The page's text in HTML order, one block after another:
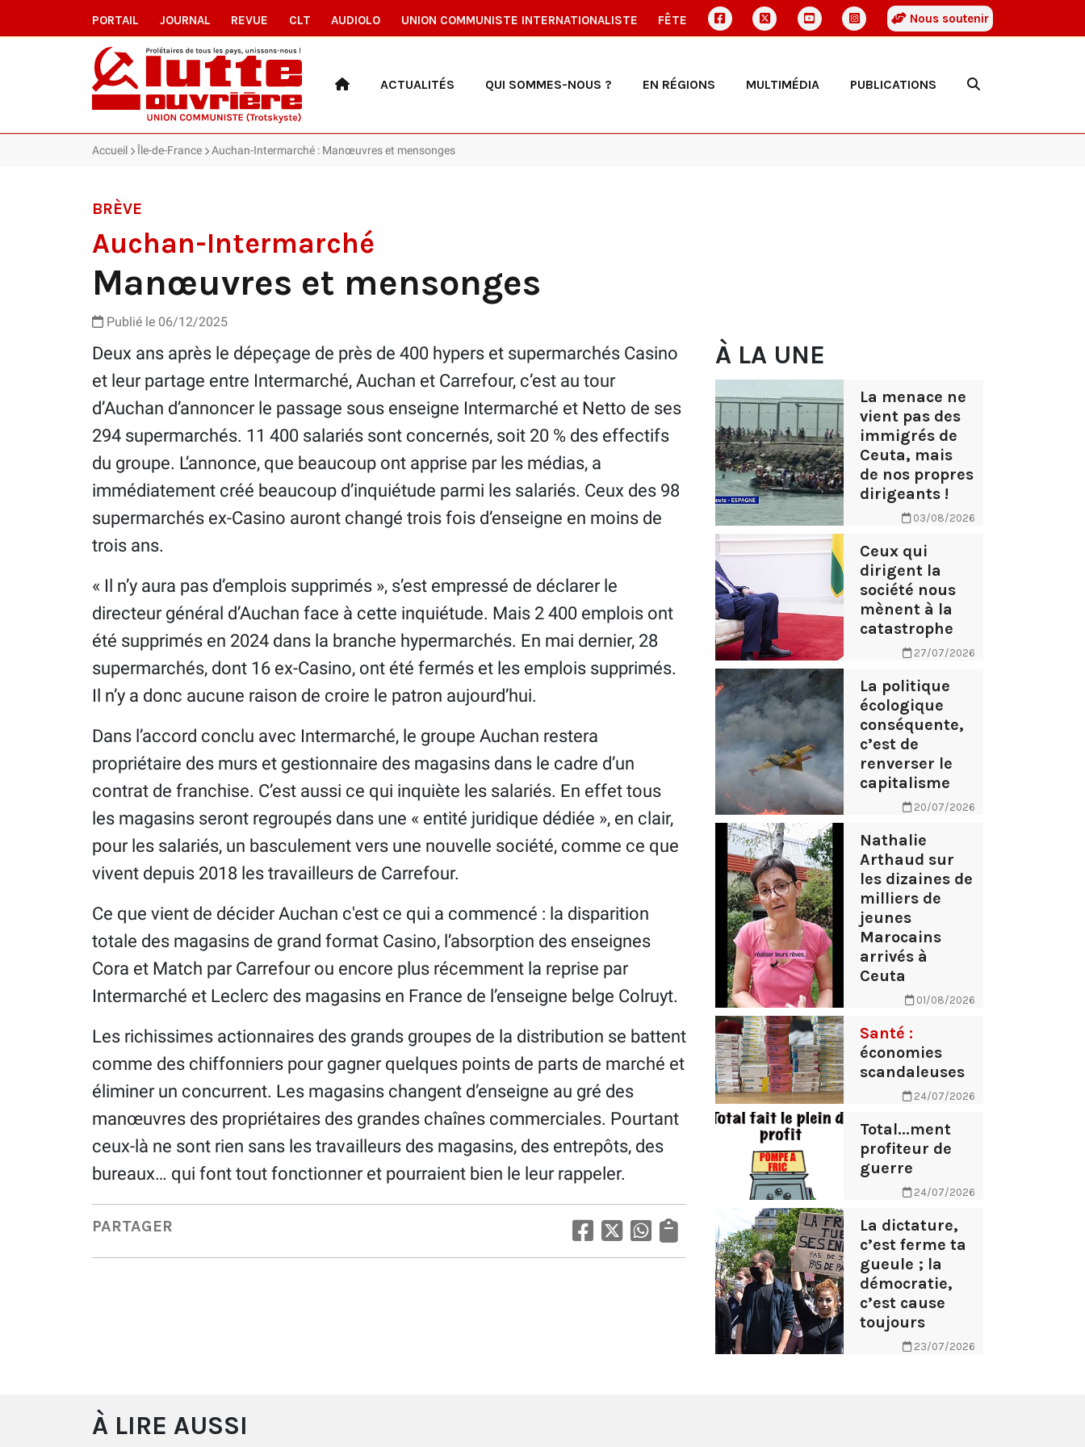
PORTAIL JOURNAL REVUE CLT AUDIOLO UNION COMMUNISTE INTERNATIONALISTE FÊTE Nous soutenir
ACTUALITÉS QUI SOMMES-NOUS ? EN RÉGIONS MULTIMÉDIA PUBLICATIONS
Accueil Île-de-France Auchan-Intermarché : Manœuvres et mensonges
BRÈVE
Auchan-Intermarché
Manœuvres et mensonges
Publié le 06/12/2025
Deux ans après le dépeçage de près de 400 hypers et supermarchés Casino
et leur partage entre Intermarché, Auchan et Carrefour, c’est au tour
d’Auchan d’annoncer le passage sous enseigne Intermarché et Netto de ses
294 supermarchés. 11 400 salariés sont concernés, soit 20 % des effectifs
du groupe. L’annonce, que beaucoup ont apprise par les médias, a
immédiatement créé beaucoup d’inquiétude parmi les salariés. Ceux des 98
supermarchés ex-Casino auront changé trois fois d’enseigne en moins de
trois ans.
« Il n’y aura pas d’emplois supprimés », s’est empressé de déclarer le
directeur général d’Auchan face à cette inquiétude. Mais 2 400 emplois ont
été supprimés en 2024 dans la branche hypermarchés. En mai dernier, 28
supermarchés, dont 16 ex-Casino, ont été fermés et les emplois supprimés.
Il n’y a donc aucune raison de croire le patron aujourd’hui.
Dans l’accord conclu avec Intermarché, le groupe Auchan restera
propriétaire des murs et gestionnaire des magasins dans le cadre d’un
contrat de franchise. C’est aussi ce qui inquiète les salariés. En effet tous
les magasins seront regroupés dans une « entité juridique dédiée », en clair,
pour les salariés, un basculement vers une nouvelle société, comme ce que
vivent depuis 2018 les travailleurs de Carrefour.
Ce que vient de décider Auchan c'est ce qui a commencé : la disparition
totale des magasins de grand format Casino, l’absorption des enseignes
Cora et Match par Carrefour ou encore plus récemment la reprise par
Intermarché et Leclerc des magasins en France de l’enseigne belge Colruyt.
Les richissimes actionnaires des grands groupes de la distribution se battent
comme des chiffonniers pour gagner quelques points de parts de marché et
éliminer un concurrent. Les magasins changent d’enseigne au gré des
manœuvres des propriétaires des grandes chaînes commerciales. Pourtant
ceux-là ne sont rien sans les travailleurs des magasins, des entrepôts, des
bureaux… qui font tout fonctionner et pourraient bien le leur rappeler.
PARTAGER
À LA UNE
La menace ne
vient pas des
immigrés de
Ceuta, mais
de nos propres
dirigeants !
03/08/2026
Ceux qui
dirigent la
société nous
mènent à la
catastrophe
27/07/2026
La politique
écologique
conséquente,
c’est de
renverser le
capitalisme
20/07/2026
Nathalie
Arthaud sur
les dizaines de
milliers de
jeunes
Marocains
arrivés à
Ceuta
01/08/2026
Santé :
économies
scandaleuses
24/07/2026
Total...ment
profiteur de
guerre
24/07/2026
La dictature,
c’est ferme ta
gueule ; la
démocratie,
c’est cause
toujours
23/07/2026
À LIRE AUSSI